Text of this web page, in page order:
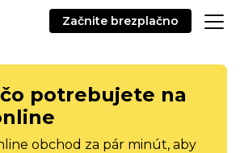
Začnite brezplačno
potrebujete na
obchod za pár minút, aby